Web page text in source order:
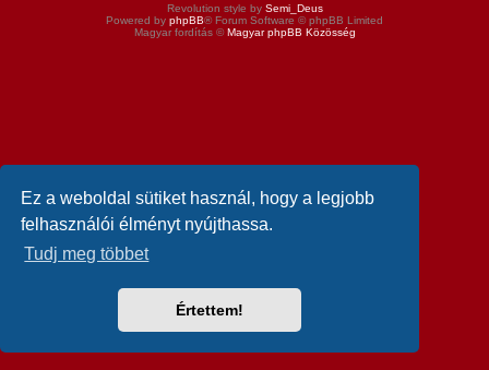
Ez a weboldal sütiket használ, hogy a legjobb
felhasználói élményt nyújthassa.
Tudj meg többet
Értettem!
Revolution style by Semi_Deus
Powered by phpBB® Forum Software © phpBB Limited
Magyar fordítás ©Magyar phpBB Közösség